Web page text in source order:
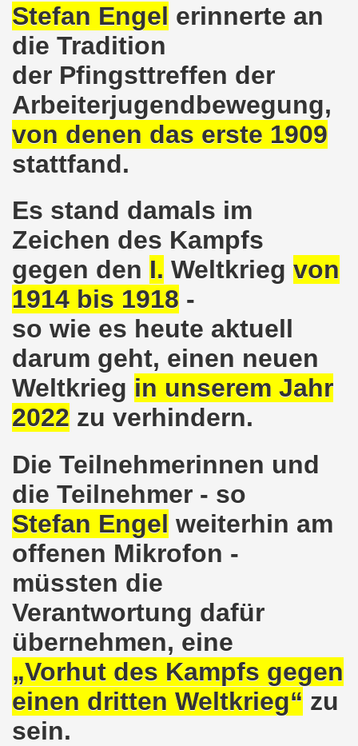
Stefan Engel erinnerte an
die Tradition
der Pfingsttreffen der
Arbeiterjugendbewegung,
von denen das erste 1909
stattfand.
Es stand damals im
Zeichen des Kampfs
gegen den I. Weltkrieg von
1914 bis 1918 -
so wie es heute aktuell
darum geht, einen neuen
Weltkrieg in unserem Jahr
2022 zu verhindern.
Die Teilnehmerinnen und
die Teilnehmer - so
Stefan Engel weiterhin am
offenen Mikrofon -
müssten die
Verantwortung dafür
übernehmen, eine
„Vorhut des Kampfs gegen
einen dritten Weltkrieg“ zu
sein.
Herbstdemonstration in Berlin
Bewegung am 19.09.2016 in Gelsenkirchen aktiv gegen
Bewegung im Zeichen "Aktiv gegen Kinderarmut!"
und Flüchtlinge rufen auf zur großen
Montagsdemo-Bewegung
Bewegung gedenkt Friedel Metzlaff
alternativlos
594. Gelsenkirchener Montagsdemo-Bewegung
zur 13. Herbstdemonstration! Werdet selbst
Bewegung steht im Zeichen der Vorbereitung des
verheerende Wohnsitzauflage
Zukunftsprojekt Gelsenkirchener Montagsdemo-
erneut im Zeichen von
im Zeichen von länderübergreifendem
Bewegung mit Flüchtlingen und Migranten!
die Menschenrechte! Das Gelsenkirchener
Montagsdemo-Bewegung
des Sommercamps der Stadt Gelsenkirchen ist
Bewegung diskutiert über Brexit und Zuschüsse für die